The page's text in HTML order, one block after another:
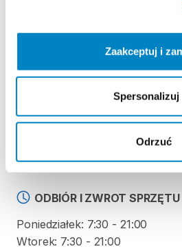
Zaakceptuj i
Spersonalizuj
Odrzuć
Regulamin wypożyczalni
KAUCJA
ODBIÓR I ZWROT SPRZĘTU
Poniedziałek: 7:30 - 21:00
Wtorek: 7:30 - 21:00